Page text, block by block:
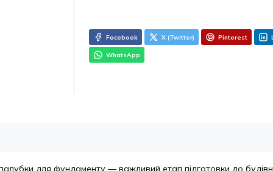
Facebook X (Twitter) Pinterest
WhatsApp
для фундаменту — важливий етап підготовки до